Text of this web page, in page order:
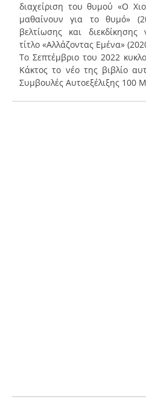
διαχείριση του θυμού «Ο
μαθαίνουν για το θυμό»
βελτίωσης και
τίτλο «Αλλάζοντας Εμένα»
Το Σεπτέμβριο του 2022
Κάκτος το νέο της βιβλίο
Συμβουλές Αυτοεξέλιξης 100